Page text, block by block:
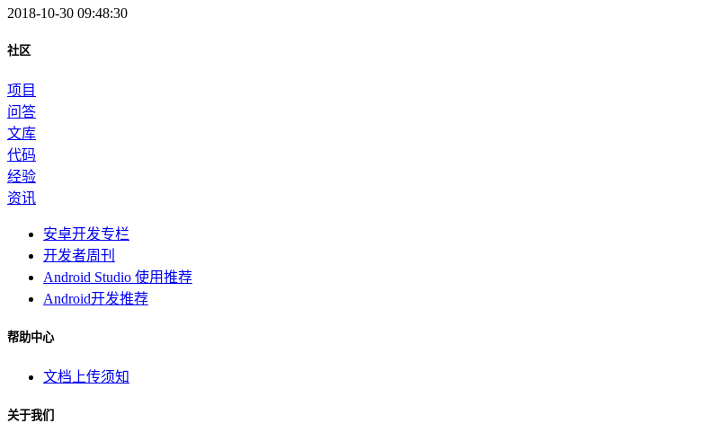
2018-10-30 09:48:30
社区
项目
问答
文库
代码
经验
资讯
安卓开发专栏
开发者周刊
Android Studio 使用推荐
Android开发推荐
帮助中心
文档上传须知
关于我们